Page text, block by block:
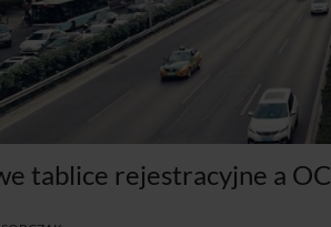
tablice rejestracyjne a OC